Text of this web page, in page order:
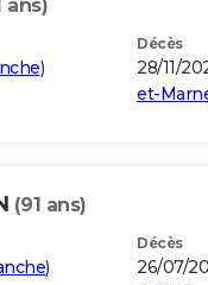
ans)
)
Décès
28/11/
et-
(91 ans)
)
Décès
26/07/